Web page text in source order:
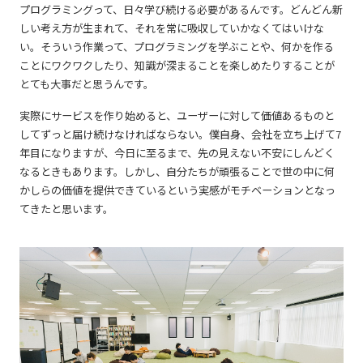
プログラミングって、日々学び続ける必要があるんです。どんどん新
しい考え方が生まれて、それを常に吸収していかなくてはいけな
い。そういう作業って、プログラミングを学ぶことや、何かを作る
ことにワクワクしたり、知識が深まることを楽しめたりすることが
とても大事だと思うんです。
実際にサービスを作り始めると、ユーザーに対して価値あるものと
してずっと届け続けなければならない。僕自身、会社を立ち上げて7
年目になりますが、今日に至るまで、先の見えない不安にしんどく
なるときもあります。しかし、自分たちが頑張ることで世の中に何
かしらの価値を提供できているという実感がモチベーションとなっ
てきたと思います。